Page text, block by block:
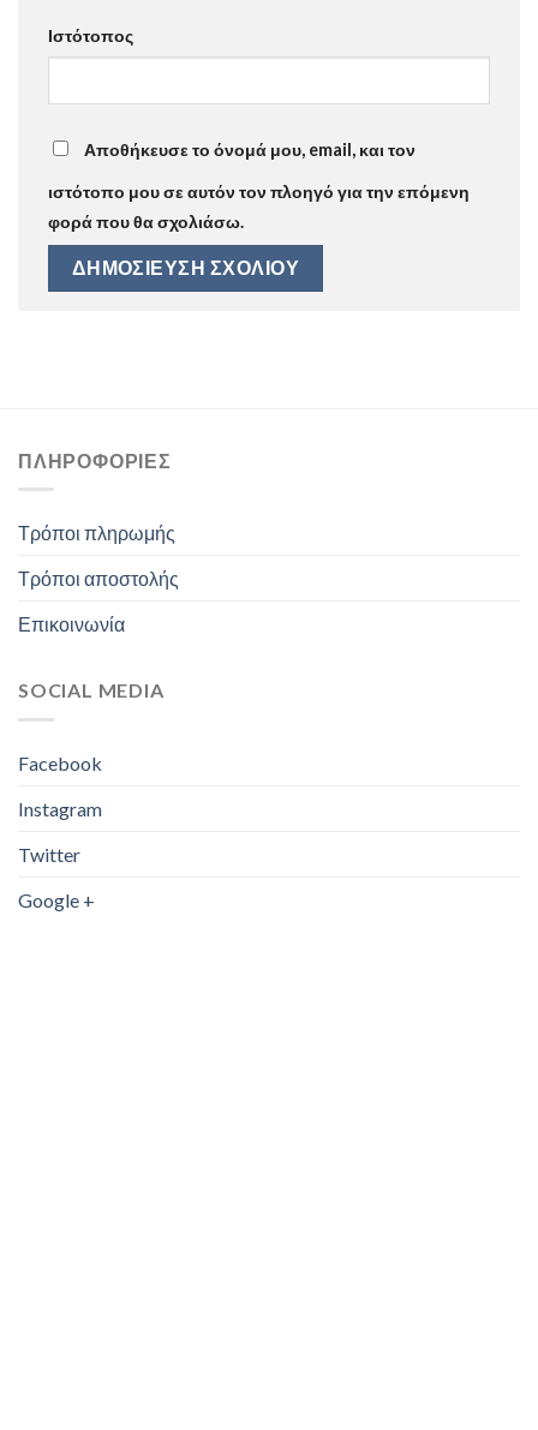
Ιστότοπος
Αποθήκευσε το όνομά μου, email, και τον
ιστότοπο μου σε αυτόν τον πλοηγό για την επόμενη
φορά που θα σχολιάσω.
ΠΛΗΡΟΦΟΡΊΕΣ
Τρόποι πληρωμής
Τρόποι αποστολής
Επικοινωνία
SOCIAL MEDIA
Facebook
Instagram
Twitter
Google +